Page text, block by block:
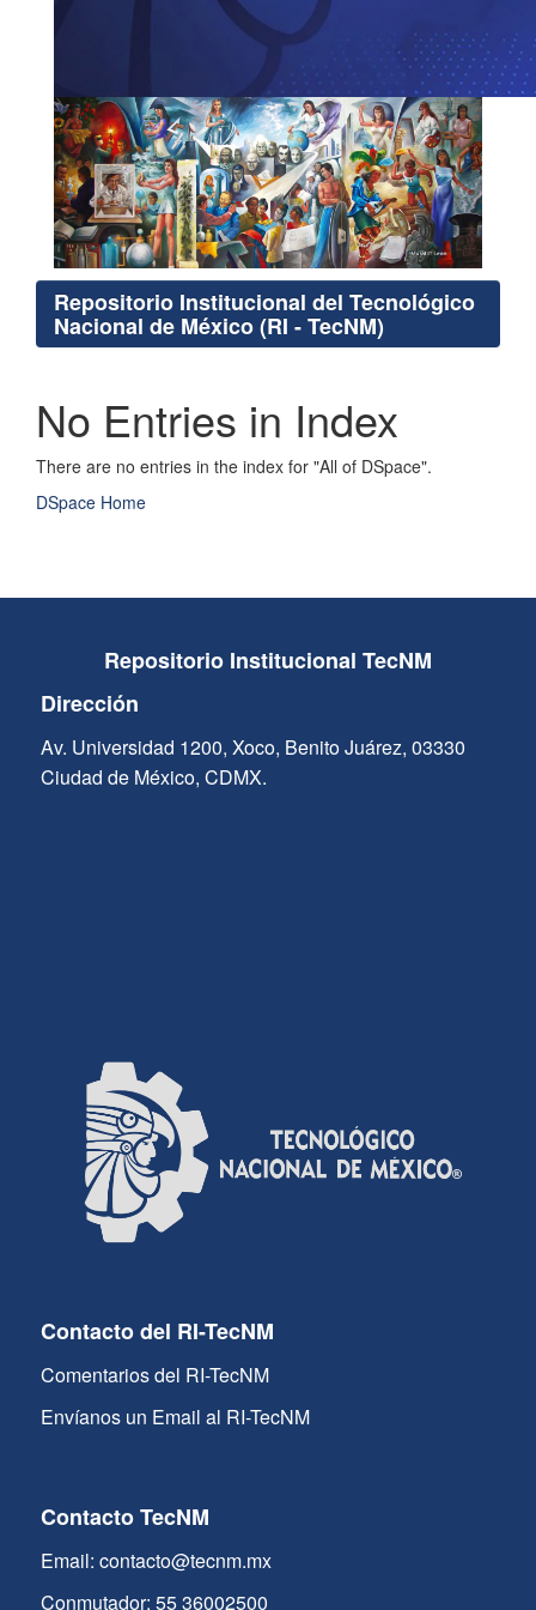
Repositorio Institucional del Tecnológico
Nacional de México (RI - TecNM)
No Entries in Index
There are no entries in the index for "All of DSpace".
DSpace Home
Repositorio Institucional TecNM
Dirección
Av. Universidad 1200, Xoco, Benito Juárez, 03330
Ciudad de México, CDMX.
Contacto del RI-TecNM
Comentarios del RI-TecNM
Envíanos un Email al RI-TecNM
Contacto TecNM
Email: contacto@tecnm.mx
Conmutador: 55 36002500